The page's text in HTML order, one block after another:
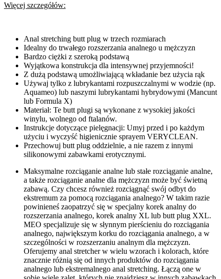
Więcej szczegółów:
Anal stretching butt plug w trzech rozmiarach
Idealny do trwałego rozszerzania analnego u mężczyzn
Bardzo ciężki z szeroką podstawą
Wyjątkowa konstrukcja dla intensywnej przyjemności!
Z dużą podstawą umożliwiającą wkładanie bez użycia rąk
Używaj tylko z lubrykantami rozpuszczalnymi w wodzie (np.
Aquameo) lub naszymi lubrykantami hybrydowymi (Mancunt
lub Formula X)
Materiał: Te butt plugi są wykonane z wysokiej jakości
winylu, wolnego od ftalanów.
Instrukcje dotyczące pielęgnacji: Umyj przed i po każdym
użyciu i wyczyść higienicznie sprayem VERYCLEAN.
Przechowuj butt plug oddzielnie, a nie razem z innymi
silikonowymi zabawkami erotycznymi.
Maksymalne rozciąganie analne lub stałe rozciąganie analne,
a także rozciąganie analne dla mężczyzn może być świetną
zabawą. Czy chcesz również rozciągnąć swój odbyt do
ekstremum za pomocą rozciągania analnego? W takim razie
powinieneś zaopatrzyć się w specjalny korek analny do
rozszerzania analnego, korek analny XL lub butt plug XXL.
MEO specjalizuje się w słynnym pierścieniu do rozciągania
analnego, największym korku do rozciągania analnego, a w
szczególności w rozszerzaniu analnym dla mężczyzn.
Oferujemy anal stretcher w wielu wzorach i kolorach, które
znacznie różnią się od innych produktów do rozciągania
analnego lub ekstremalnego anal stretching. Łączą one w